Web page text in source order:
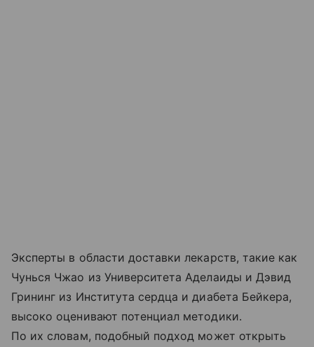
Эксперты в области доставки лекарств, такие как
Чунься Чжао из Университета Аделаиды и Дэвид
Грининг из Института сердца и диабета Бейкера,
высоко оценивают потенциал методики.
По их словам, подобный подход может открыть